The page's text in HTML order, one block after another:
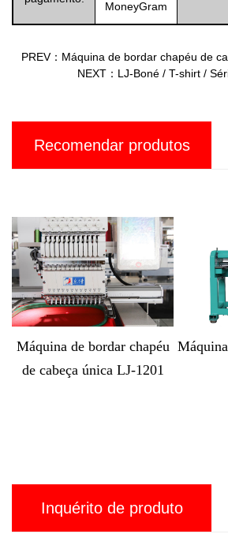
MoneyGram
PREV：Máquina de bordar chapéu de
NEXT：LJ-Boné / T-shirt /
Recomendar produtos
chapéu
LJ-1201
Máquina de bordar LJ-
2 cabeças
Inquérito de produto